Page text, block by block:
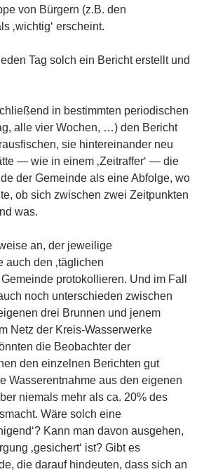
von Bürgern (z.B. den
‚wichtig‘ erscheint.
Tag solch ein Bericht erstellt und
in bestimmten periodischen
alle vier Wochen, …) den Bericht
sie hintereinander neu
— wie in einem ‚Zeitraffer‘ — die
der Gemeinde als eine Abfolge, wo
ob sich zwischen zwei Zeitpunkten
was.
an, der jeweilige
auch den ‚täglichen
protokollieren. Und im Fall
noch unterschieden zwischen
drei Brunnen und jenem
Netz der Kreis-Wasserwerke
die Beobachter der
den einzelnen Berichten gut
Wasserentnahme aus den eigenen
niemals mehr als ca. 20% des
Wäre solch eine
Kann man davon ausgehen,
‚gesichert‘ ist? Gibt es
die darauf hindeuten, dass sich an